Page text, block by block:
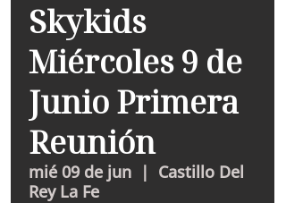
Skykids
Miércoles 9 de
Junio Primera
Reunión
mié 09 de jun
  |
Castillo Del
Rey La Fe